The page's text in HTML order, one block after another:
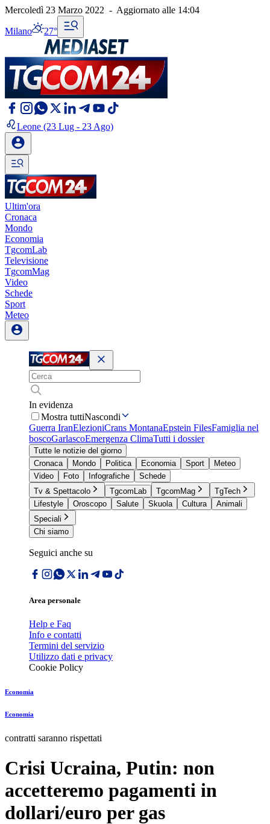
Mercoledì 23 Marzo 2022 - Aggiornato alle 14:04
Milano 27°
Leone (23 Lug - 23 Ago)
Ultim'ora
Cronaca
Mondo
Economia
TgcomLab
Televisione
TgcomMag
Video
Schede
Sport
Meteo
In evidenza
Mostra tuttiNascondi
Guerra IranElezioniCrans MontanaEpstein FilesFamiglia nel
boscoGarlascoEmergenza ClimaTutti i dossier
Tutte le notizie del giorno
Cronaca
Mondo Politica Economia Sport
Meteo
Video
Foto Infografiche
Schede
Tv & Spettacolo
TgcomLab TgcomMag
TgTech
Lifestyle
Oroscopo Salute Skuola Cultura
Animali
Speciali
Chi siamo
Seguici anche su
Area personale
Help e Faq
Info e contatti
Termini del servizio
Utilizzo dati e privacy
Cookie Policy
Economia
Economia
contratti saranno rispettati
Crisi Ucraina, Putin: non
accetteremo pagamenti in
dollari/euro per gas